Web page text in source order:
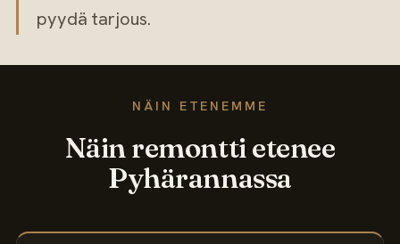
pyydä tarjous.
NÄIN ETENEMME
Näin remontti etenee
Pyhärannassa